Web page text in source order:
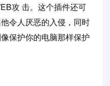
攻 击。这个插件还可
令人厌恶的入侵，同时
保护你的电脑那样保护